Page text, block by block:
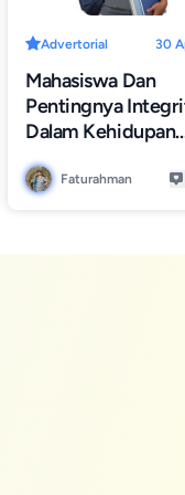
Advertorial 30
Mahasiswa Dan
Pentingnya
Dalam Kehidupan
Akademik Dan
Faturahman